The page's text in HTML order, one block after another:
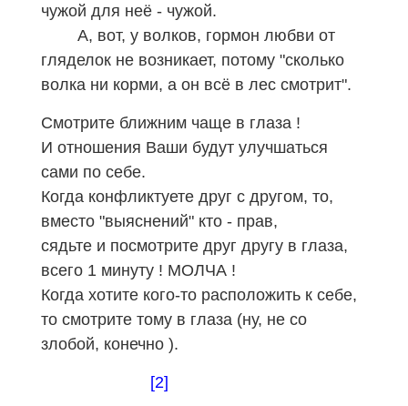
чужой для неё - чужой.
А, вот, у волков, гормон любви от
гляделок не возникает, потому "сколько
волка ни корми, а он всё в лес смотрит".
Смотрите ближним чаще в глаза !
И отношения Ваши будут улучшаться
сами по себе.
Когда конфликтуете друг с другом, то,
вместо "выяснений" кто - прав,
сядьте и посмотрите друг другу в глаза,
всего 1 минуту ! МОЛЧА !
Когда хотите кого-то расположить к себе,
то смотрите тому в глаза (ну, не со
злобой, конечно ).
[2]